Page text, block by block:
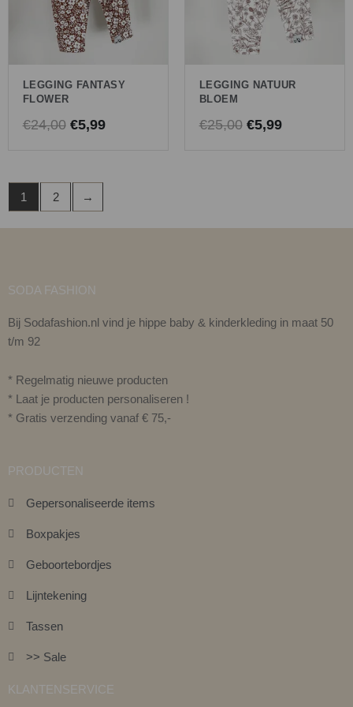
LEGGING FANTASY
FLOWER
€24,00 €5,99
LEGGING NATUUR
BLOEM
€25,00 €5,99
1 2 →
SODA FASHION
Bij Sodafashion.nl vind je hippe baby & kinderkleding in maat 50
t/m 92
* Regelmatig nieuwe producten
* Laat je producten personaliseren !
* Gratis verzending vanaf € 75,-
PRODUCTEN
Gepersonaliseerde items
Boxpakjes
Geboortebordjes
Lijntekening
Tassen
>> Sale
KLANTENSERVICE